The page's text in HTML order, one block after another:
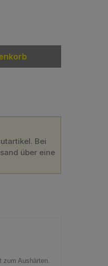
benutze die
Bei
über eine
zum Aushärten.